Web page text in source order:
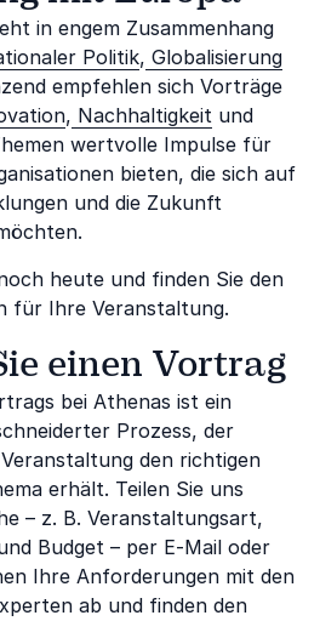
in engem Zusammenhang
Politik, Globalisierung
empfehlen sich Vorträge
, Nachhaltigkeit und
wertvolle Impulse für
bieten, die sich auf
und die Zukunft
heute und finden Sie den
für Ihre Veranstaltung.
einen Vortrag
bei Athenas ist ein
Prozess, der
den richtigen
erhält. Teilen Sie uns
– z. B. Veranstaltungsart,
Budget – per E-Mail oder
Ihre Anforderungen mit den
ab und finden den